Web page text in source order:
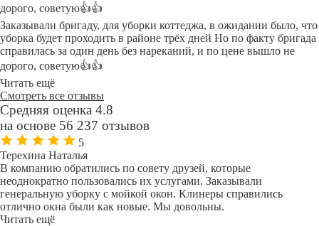
дорого, советую👍👍
Заказывали бригаду, для уборки коттеджа, в ожидании было, что
уборка будет проходить в районе трёх дней Но по факту бригада
справилась за один день без нареканий, и по цене вышло не
дорого, советую👍👍
Читать ещё
Смотреть все отзывы
Средняя оценка 4.8
на основе 56 237 отзывов
5
Терехина Наталья
В компанию обратились по совету друзей, которые
неоднократно пользовались их услугами. Заказывали
генеральную уборку с мойкой окон. Клинеры справились
отлично окна были как новые. Мы довольны.
Читать ещё